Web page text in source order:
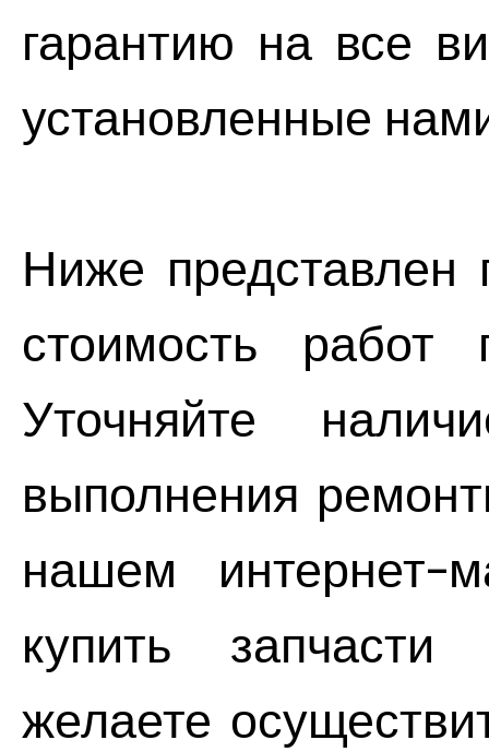
гарантию на все
установленные
Ниже представлен
стоимость работ
Уточняйте
выполнения
нашем интернет-
купить
желаете